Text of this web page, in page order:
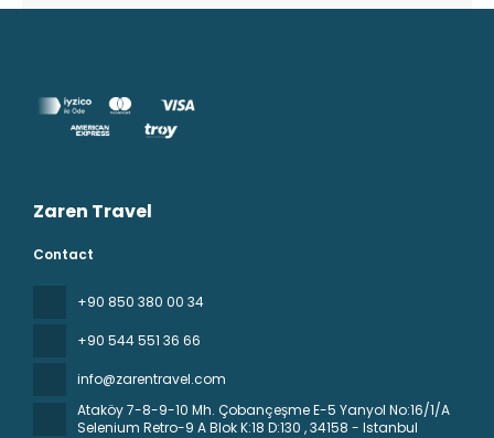
Zaren Travel
Contact
+90 850 380 00 34
+90 544 551 36 66
info@zarentravel.com
Ataköy 7-8-9-10 Mh. Çobançeşme E-5 Yanyol No:16/1/A
Selenium Retro-9 A Blok K:18 D:130 , 34158 - Istanbul